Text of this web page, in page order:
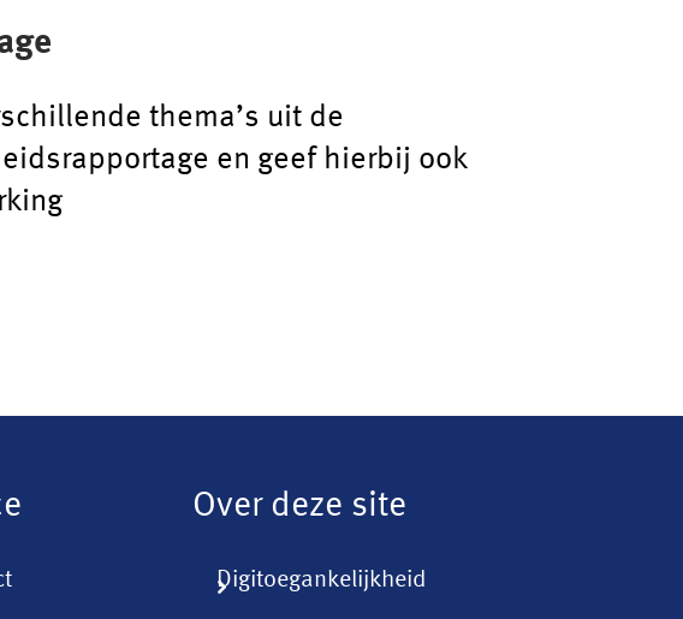
thema’s uit de
en geef hierbij ook
Over deze site
Digitoegankelijkheid